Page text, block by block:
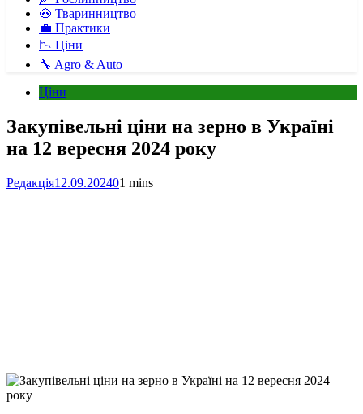
🐽 Тваринництво
💼 Практики
📉 Ціни
🔧 Agro & Auto
Ціни
Закупівельні ціни на зерно в Україні
на 12 вересня 2024 року
Редакція12.09.202401 mins
Link
Print